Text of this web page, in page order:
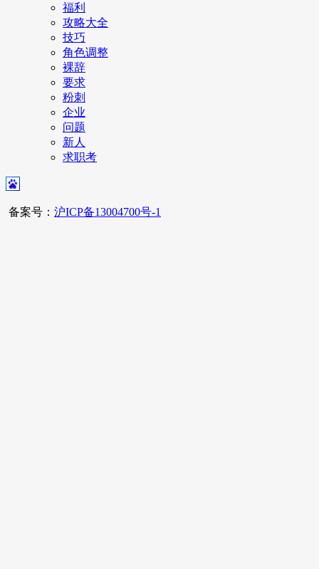
福利
攻略大全
技巧
角色调整
裸辞
要求
粉刺
企业
问题
新人
求职考
备案号： 沪ICP备13004700号-1